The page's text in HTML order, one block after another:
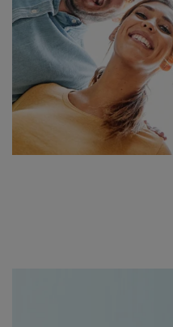
Braunschweig
- Für Architekt:innen